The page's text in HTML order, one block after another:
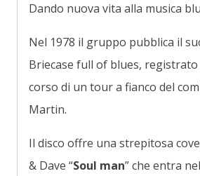
Dando nuova vita alla musica
Nel 1978 il gruppo pubblica il
Briecase full of blues, registrato
corso di un tour a fianco del
Martin.
Il disco offre una strepitosa
& Dave “Soul man” che entra